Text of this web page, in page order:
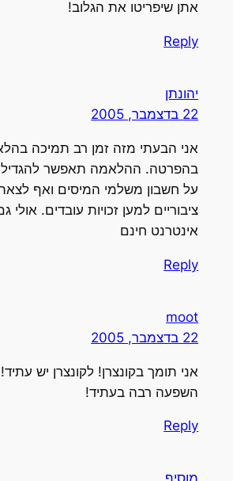
אתן שיפריטו את הגלוב!
Reply
יהונתן
22 בדצמבר, 2005
אני הבעתי מזה זמן רב תמיכה
בהפרטה. ההלאמה תאפשר
על חשבון משלמי המיסים ואף
ציבוריים למען זכויות עובדים. אולי
אינטרנט חינם
Reply
moot
22 בדצמבר, 2005
אני תומך בקונצרן! לקונצרן יש
השפעה רבה בעתיד!
Reply